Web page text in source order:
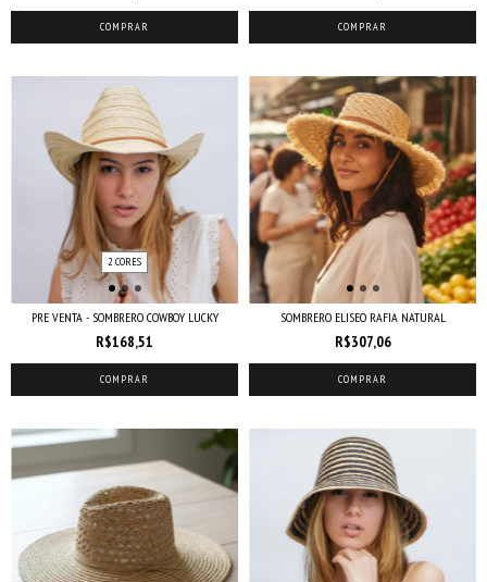
COMPRAR COMPRAR
2 CORES
PRE VENTA - SOMBRERO COWBOY LUCKY
R$168,51
COMPRAR
SOMBRERO ELISEO RAFIA NATURAL
R$307,06
COMPRAR